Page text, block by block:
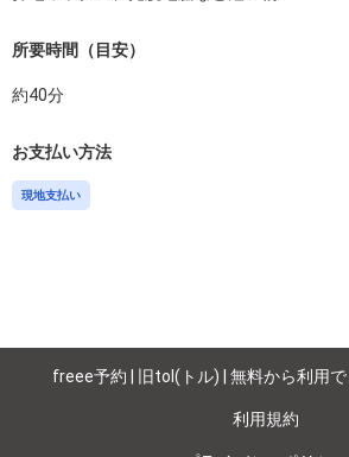
所要時間（目安）
約40分
お支払い方法
現地支払い
freee予約 | 旧tol(トル) | 無料から利用
利用規約